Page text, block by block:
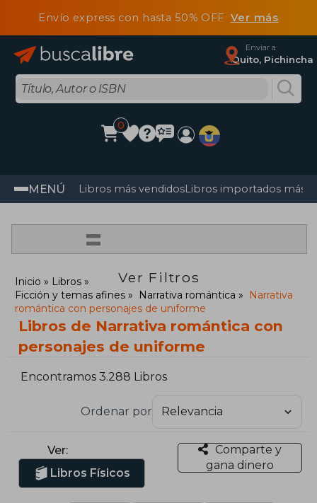
Envío express con hasta 50% OFF Ver más
Enviar a
Quito, Pichincha
0
MENÚ Libros más vendidosLibros importados más
=
Ver Filtros
Inicio
Libros
Ficción y temas afines
Narrativa romántica
Narrativa
romántica con personajes de uniforme
Libros de Narrativa romántica con
personajes de uniforme
Encontramos 3.288 Libros
Ordenar por
Ver:
Libros Físicos
Comparte y
gana dinero